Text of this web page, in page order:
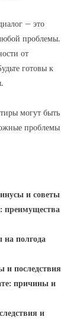
– это
проблемы.
от
готовы к
могут быть
проблемы
и советы
преимущества
полгода
и последствия
причины и
и